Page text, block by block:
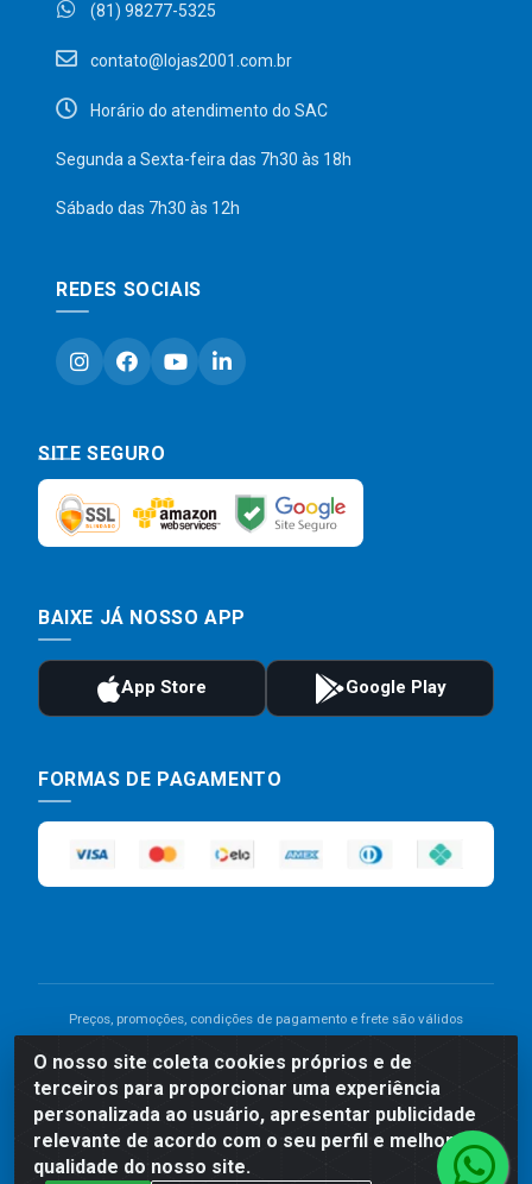
O nosso site coleta cookies próprios e de
terceiros para proporcionar uma experiência
personalizada ao usuário, apresentar publicidade
relevante de acordo com o seu perfil e melhorar a
qualidade do nosso site.
(81) 98277-5325
contato@lojas2001.com.br
Horário do atendimento do SAC
Segunda a Sexta-feira das 7h30 às 18h
Sábado das 7h30 às 12h
REDES SOCIAIS
SITE SEGURO
BAIXE JÁ NOSSO APP
FORMAS DE PAGAMENTO
Preços, promoções, condições de pagamento e frete são válidos
divergência de preço de um produto, será válido o preço que for
exibido no carrinho de compras do site no momento do pagamento.
As vendas estão sujeitas a análise e disponibilidade do estoque.
Imagens de produtos meramente ilustrativas.
Comercial de Construção 2001 LTDA - Av. Congresso